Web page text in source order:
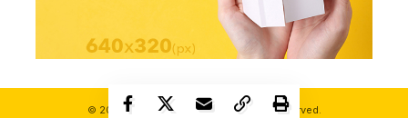
© 2000-2026 Ashui.com. All Rights Reserved.